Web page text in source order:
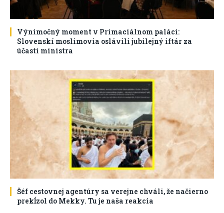
Výnimočný moment v Primaciálnom paláci:
Slovenskí moslimovia oslávili jubilejný iftár za
účasti ministra
Šéf cestovnej agentúry sa verejne chváli, že načierno
prekĺzol do Mekky. Tu je naša reakcia